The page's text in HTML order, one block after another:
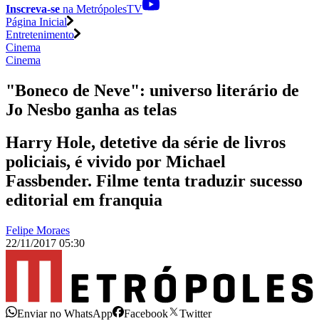
Inscreva-se na MetrópolesTV
Página Inicial
Entretenimento
Cinema
Cinema
"Boneco de Neve": universo literário de
Jo Nesbo ganha as telas
Harry Hole, detetive da série de livros
policiais, é vivido por Michael
Fassbender. Filme tenta traduzir sucesso
editorial em franquia
Felipe Moraes
22/11/2017 05:30
Enviar no WhatsApp Facebook
Twitter